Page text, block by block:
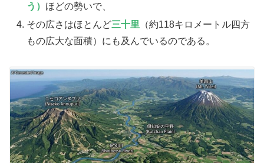
う） ほどの勢いで、
その広さはほとんど三十里 （約118キロメートル四方
もの広大な面積）にも及んでいるのである。